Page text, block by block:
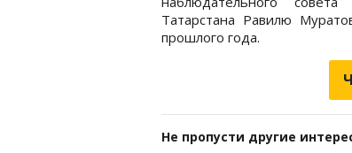
Татарстана Равилю
прошлого года.
Не пропусти другие